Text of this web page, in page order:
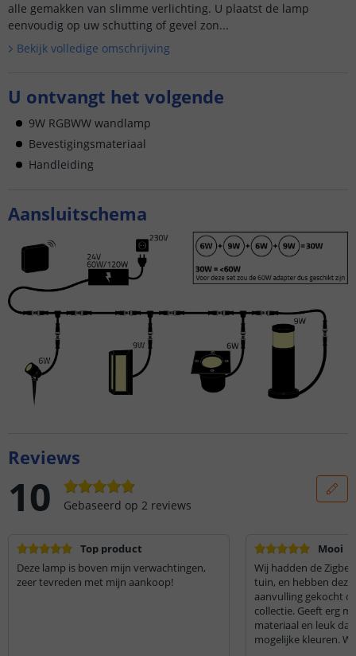
alle gemakken van slimme verlichting. U plaatst de lamp
eenvoudig op uw schutting of gevel zon...
Bekijk volledige omschrijving
U ontvangt het volgende
9W RGBWW wandlamp
Bevestigingsmateriaal
Handleiding
Aansluitschema
Reviews
10 Gebaseerd op 2 reviews
Top product
Deze lamp is boven mijn verwachtingen,
zeer tevreden met mijn aankoop!
Mooi
Wij hadden de
tuin, en hebben
aanvulling gekocht
collectie. Geeft erg
materiaal en leuk
mogelijke kleuren.